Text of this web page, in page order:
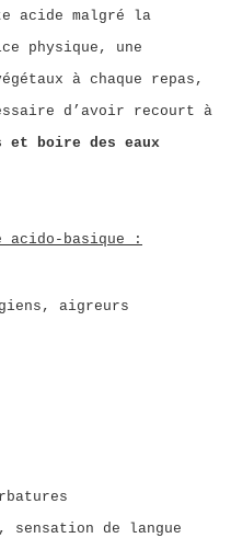
acide malgré la
physique, une
à chaque repas,
d’avoir recourt à
et boire des eaux
acido-basique :
aigreurs
sensation de langue